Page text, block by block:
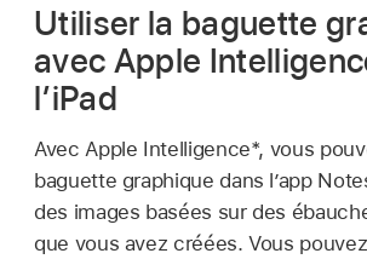
Utiliser la baguette
avec Apple
l’iPad
Avec Apple Intelligence*, vous
baguette graphique dans l’app
des images basées sur des
que vous avez créées. Vous